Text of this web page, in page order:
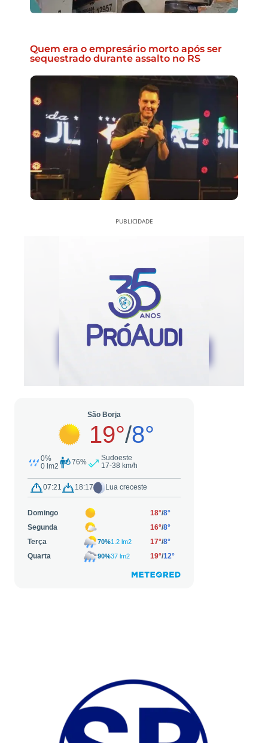
Quem era o empresário morto após ser
sequestrado durante assalto no RS
PUBLICIDADE